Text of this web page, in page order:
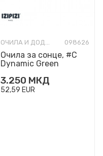
ОЧИЛА И ДОДАТОЦИ 098626
Очила за сонце, #C
Dynamic Green
3.250 МКД
52,59 EUR